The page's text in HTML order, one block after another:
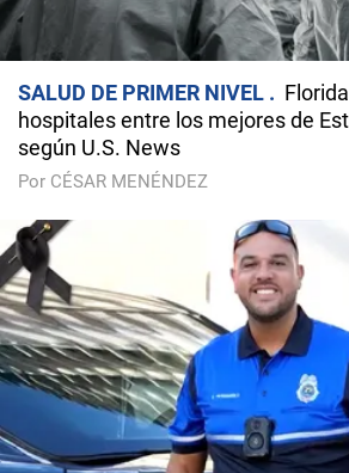
SALUD DE PRIMER NIVEL
hospitales entre los mejores de
según U.S. News
Por CÉSAR MENÉNDEZ